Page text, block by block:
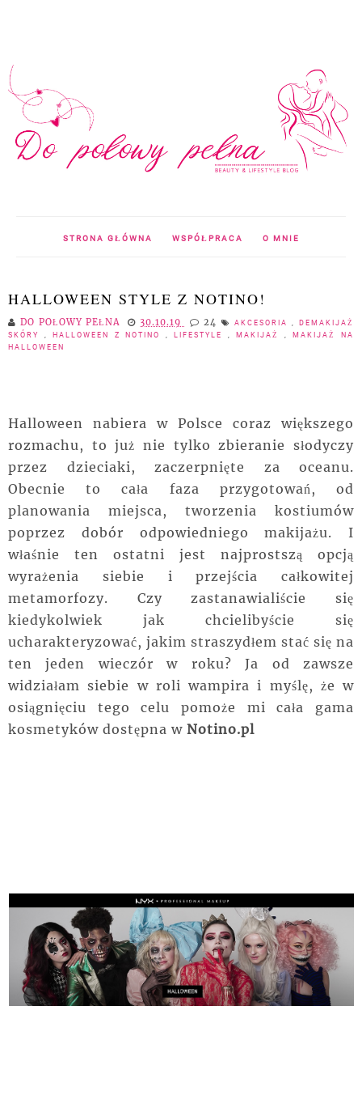
STRONA GŁÓWNA WSPÓŁPRACA O MNIE
HALLOWEEN STYLE Z NOTINO!
DO POŁOWY PEŁNA 30.10.19 24 AKCESORIA
DEMAKIJAŻ
SKÓRY
HALLOWEEN Z NOTINO LIFESTYLE MAKIJAŻ
MAKIJAŻ NA
HALLOWEEN
Halloween nabiera w Polsce coraz większego
rozmachu, to już nie tylko zbieranie słodyczy
przez dzieciaki, zaczerpnięte za oceanu.
Obecnie to cała faza przygotowań, od
planowania miejsca, tworzenia kostiumów
poprzez dobór odpowiedniego makijażu. I
właśnie ten ostatni jest najprostszą opcją
wyrażenia siebie i przejścia całkowitej
metamorfozy. Czy zastanawialiście się
kiedykolwiek jak chcielibyście się
ucharakteryzować, jakim straszydłem stać się na
ten jeden wieczór w roku? Ja od zawsze
widziałam siebie w roli wampira i myślę, że w
osiągnięciu tego celu pomoże mi cała gama
kosmetyków dostępna w Notino.pl